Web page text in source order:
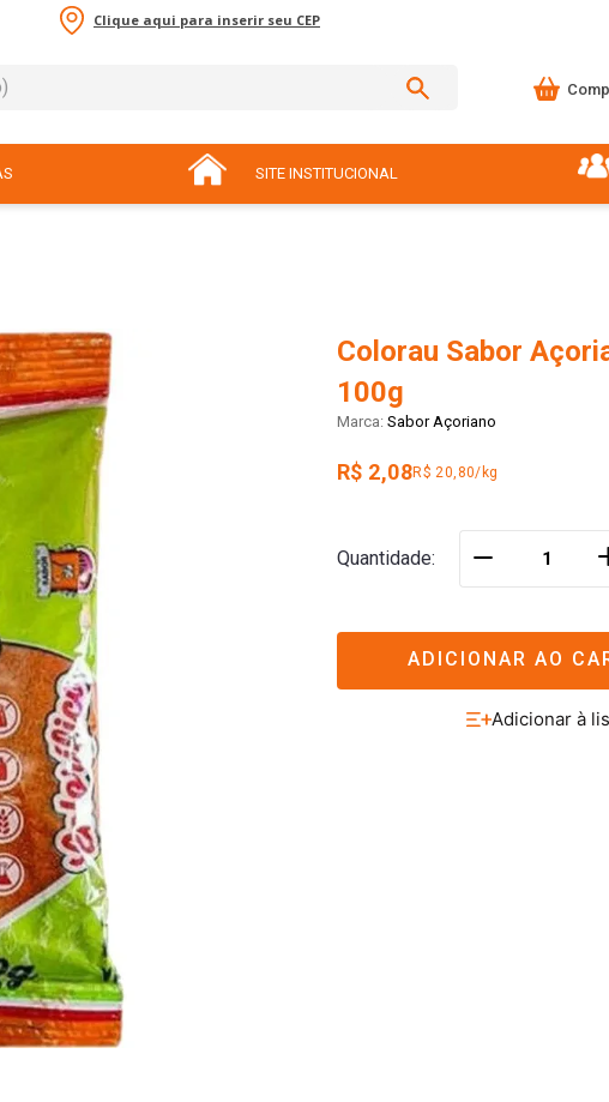
Clique aqui para inserir seu CEP
SITE INSTITUCIONAL
Colorau Sabor
100g
Sabor Açoriano
R$ 2,08R$ 20,80/kg
Quantidade
ADICIONAR AO